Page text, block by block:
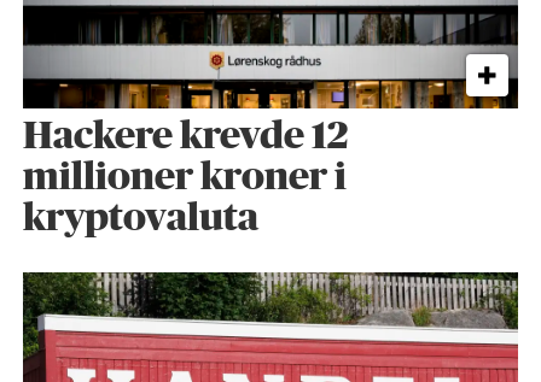
Hackere krevde 12
millioner kroner i
kryptovaluta